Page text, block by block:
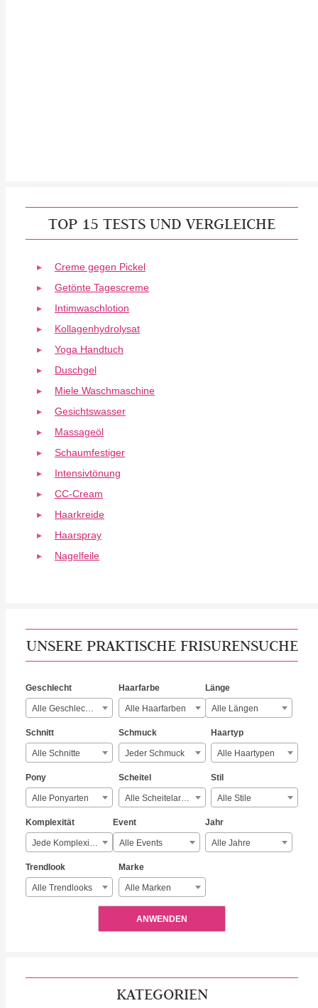
TOP 15 TESTS UND VERGLEICHE
Creme gegen Pickel
Getönte Tagescreme
Intimwaschlotion
Kollagenhydrolysat
Yoga Handtuch
Duschgel
Miele Waschmaschine
Gesichtswasser
Massageöl
Schaumfestiger
Intensivtönung
CC-Cream
Haarkreide
Haarspray
Nagelfeile
UNSERE PRAKTISCHE FRISURENSUCHE
Geschlecht
Alle Geschlechter
Haarfarbe
Alle Haarfarben
Länge
Alle Längen
Schnitt
Alle Schnitte
Schmuck
Jeder Schmuck
Haartyp
Alle Haartypen
Pony
Alle Ponyarten
Scheitel
Alle Scheitelarten
Stil
Alle Stile
Komplexität
Jede Komplexität
Event
Alle Events
Jahr
Alle Jahre
Trendlook
Alle Trendlooks
Marke
Alle Marken
ANWENDEN
KATEGORIEN